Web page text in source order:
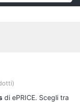
di ePRICE. Scegli tra